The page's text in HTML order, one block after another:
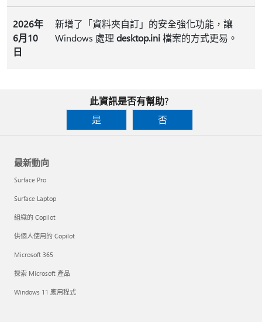
2026年
6月10
日
新增了「資料夾自訂」的安全強化功能，讓
Windows 處理 desktop.ini檔案的方式更易。
此資訊是否有幫助?
是
否
最新動向
Surface Pro
Surface Laptop
組織的 Copilot
供個人使用的 Copilot
Microsoft 365
探索 Microsoft 產品
Windows 11 應用程式